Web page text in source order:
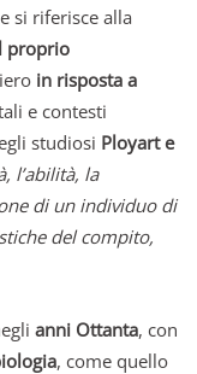
si riferisce alla
proprio
in risposta a
e contesti
studiosi Ployart e
l’abilità, la
di un individuo di
del compito,
anni Ottanta, con
, come quello